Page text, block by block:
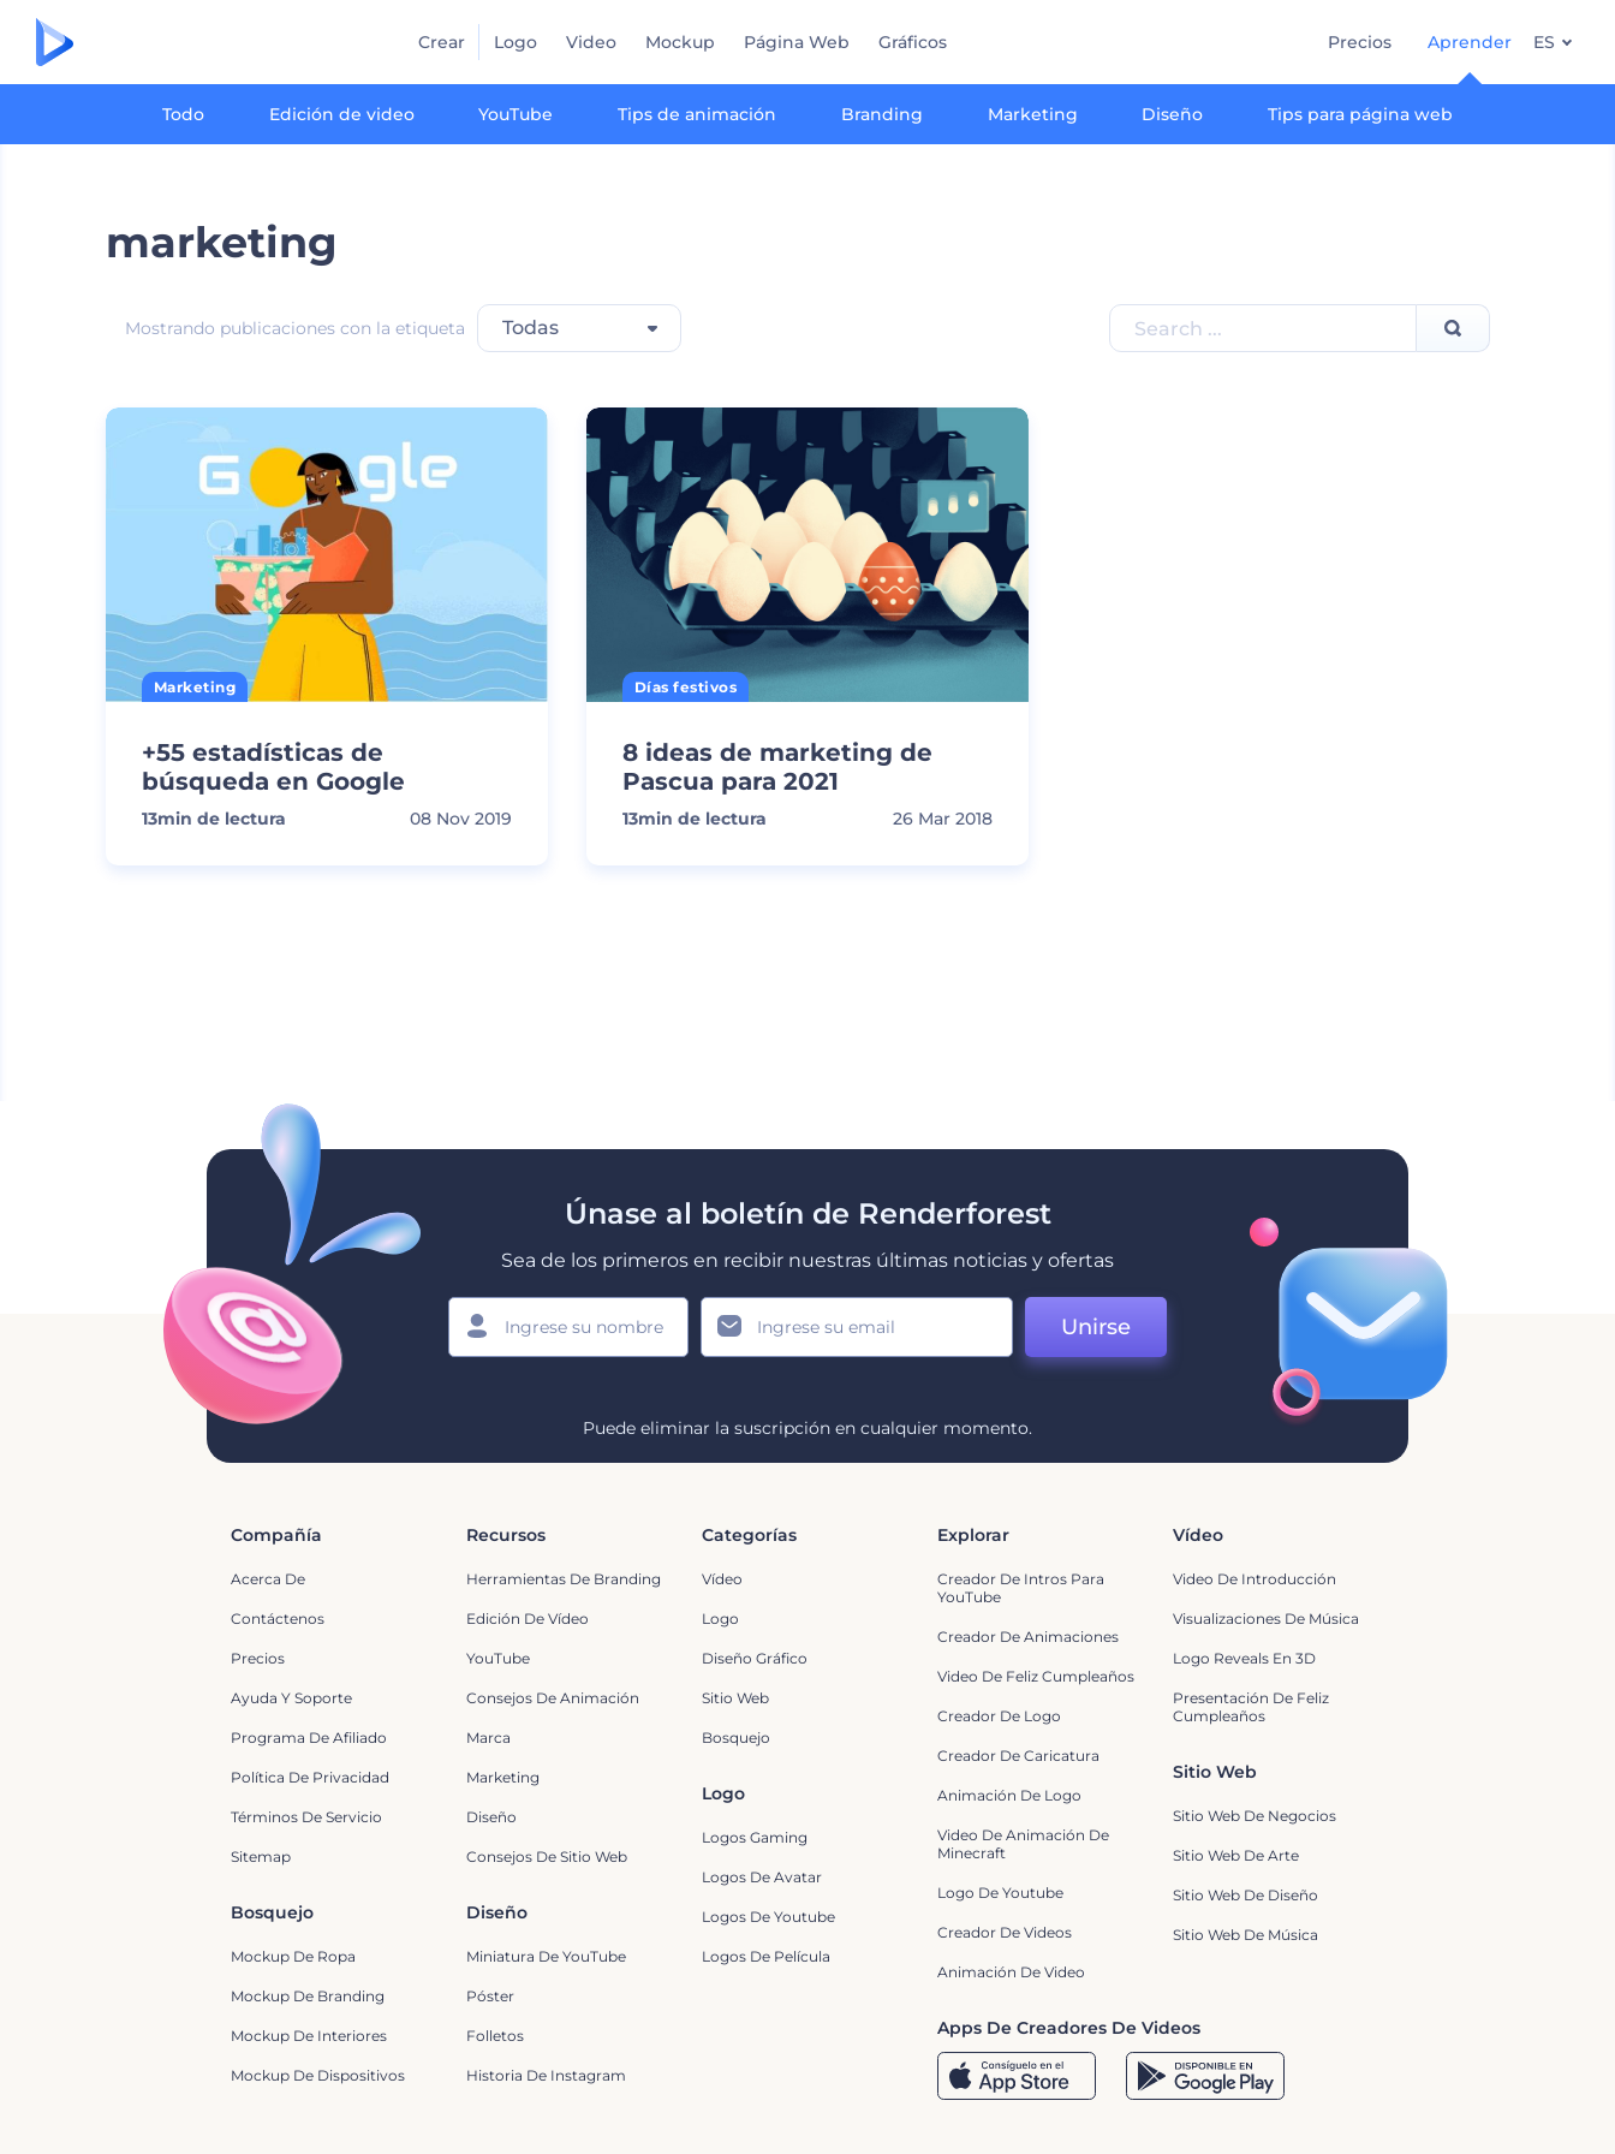
Crear Logo Video Mockup Página Web Gráficos Precios Aprender
Todo Edición de video YouTube Tips de animación Branding Marketing Diseño Tips para página web
ES
marketing
Mostrando publicaciones con la etiqueta Todas
Marketing
+55 estadísticas de
búsqueda en Google
13min de lectura 08 Nov 2019
Días festivos
8 ideas de marketing de
Pascua para 2021
13min de lectura 26 Mar 2018
Únase al boletín de Renderforest
Sea de los primeros en recibir nuestras últimas noticias y ofertas
Unirse
Puede eliminar la suscripción en cualquier momento.
Compañía
Acerca De
Contáctenos
Precios
Ayuda Y Soporte
Programa De Afiliado
Política De Privacidad
Términos De Servicio
Sitemap
Bosquejo
Mockup De Ropa
Mockup De Branding
Mockup De Interiores
Mockup De Dispositivos
Recursos
Herramientas De Branding
Edición De Vídeo
YouTube
Consejos De Animación
Marca
Marketing
Diseño
Consejos De Sitio Web
Diseño
Miniatura De YouTube
Póster
Folletos
Historia De Instagram
Categorías
Vídeo
Logo
Diseño Gráfico
Sitio Web
Bosquejo
Logo
Logos Gaming
Logos De Avatar
Logos De Youtube
Logos De Película
Explorar
Creador De Intros Para
YouTube
Creador De Animaciones
Video De Feliz Cumpleaños
Creador De Logo
Creador De Caricatura
Animación De Logo
Video De Animación De
Minecraft
Logo De Youtube
Creador De Videos
Animación De Video
Apps De Creadores De Videos
Vídeo
Video De Introducción
Visualizaciones De Música
Logo Reveals En 3D
Presentación De Feliz
Cumpleaños
Sitio Web
Sitio Web De Negocios
Sitio Web De Arte
Sitio Web De Diseño
Sitio Web De Música